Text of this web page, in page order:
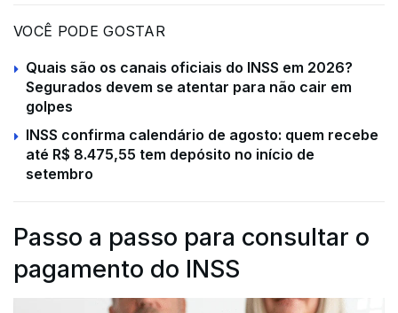
VOCÊ PODE GOSTAR
Quais são os canais oficiais do INSS em 2026?
Segurados devem se atentar para não cair em
golpes
INSS confirma calendário de agosto: quem recebe
até R$ 8.475,55 tem depósito no início de
setembro
Passo a passo para consultar o
pagamento do INSS